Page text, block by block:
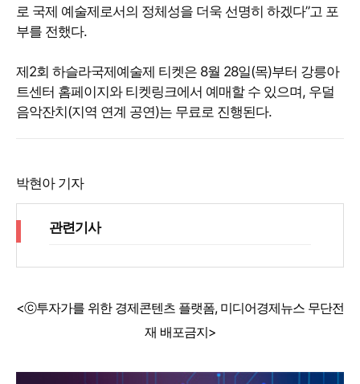
로 국제 예술제로서의 정체성을 더욱 선명히 하겠다”고 포
부를 전했다.
제2회 하슬라국제예술제 티켓은 8월 28일(목)부터 강릉아
트센터 홈페이지와 티켓링크에서 예매할 수 있으며, 우덜
음악잔치(지역 연계 공연)는 무료로 진행된다.
박현아 기자
관련기사
<ⓒ투자가를 위한 경제콘텐츠 플랫폼, 미디어경제뉴스 무단전
재 배포금지>